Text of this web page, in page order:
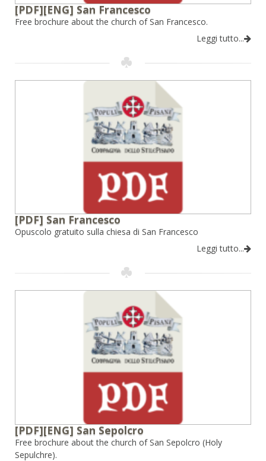
[PDF][ENG] San Francesco
Free brochure about the church of San Francesco.
Leggi tutto...
[PDF] San Francesco
Opuscolo gratuito sulla chiesa di San Francesco
Leggi tutto...
[PDF][ENG] San Sepolcro
Free brochure about the church of San Sepolcro (Holy
Sepulchre).